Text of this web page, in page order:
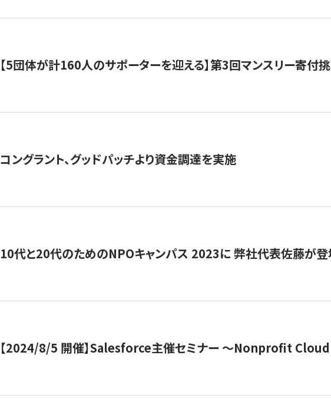
【5団体が計160人のサポーターを迎える】​​第3回マンスリー寄付
コングラント、グッドパッチより資金調達を実施
10代と20代のためのNPOキャンパス 2023に 弊社代表佐藤が
【2024/8/5 開催】Salesforce主催セミナー 〜Nonprofit